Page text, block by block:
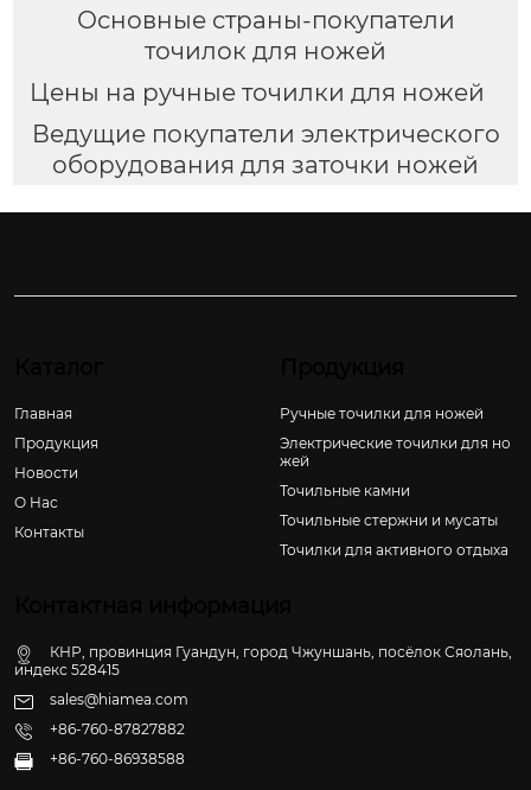
Основные страны-покупатели
точилок для ножей
Цены на ручные точилки для ножей
Ведущие покупатели электрического
оборудования для заточки ножей
Главная
Продукция
Новости
О Hас
Контакты
Ручные точилки для ножей
Электрические точилки для но
жей
Точильные камни
Точильные стержни и мусаты
Точилки для активного отдыха
КНР, провинция Гуандун, город Чжуншань, посёлок Сяолань,
индекс 528415
sales@hiamea.com
+86-760-87827882
 +86-760-86938588